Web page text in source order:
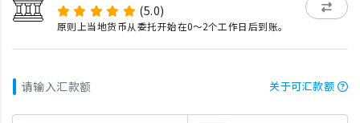
(5.0)
原则上当地货币从委托开始在0～2个工作日后到账。
请输入汇款额 关于可汇款额